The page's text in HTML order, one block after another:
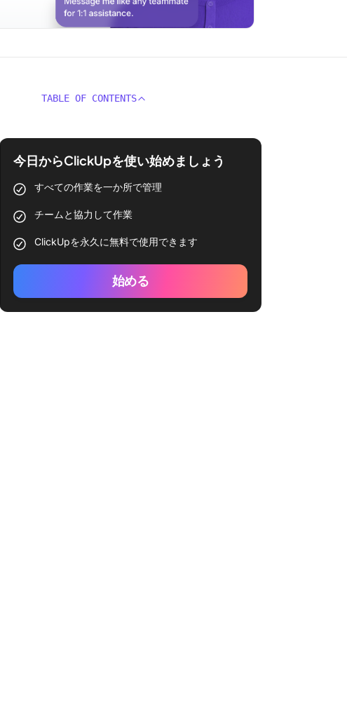
TABLE OF CONTENTS
今日からClickUpを使い始めましょう
すべての作業を一か所で管理
チームと協力して作業
ClickUpを永久に無料で使用できます
始める